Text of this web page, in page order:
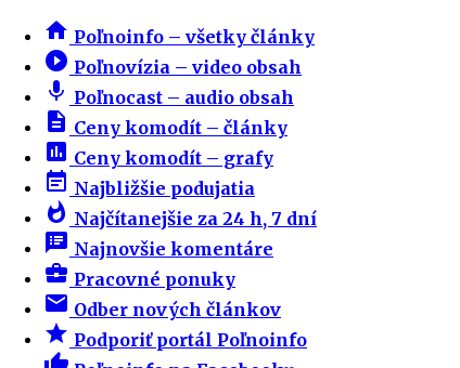
home Poľnoinfo – všetky články
play_circle_filled Poľnovízia – video obsah
mic Poľnocast – audio obsah
description Ceny komodít – články
insert_chart Ceny komodít – grafy
event_note Najbližšie podujatia
whatshot Najčítanejšie za 24 h, 7 dní
speaker_notes Najnovšie komentáre
business_center Pracovné ponuky
email Odber nových článkov
star Podporiť portál Poľnoinfo